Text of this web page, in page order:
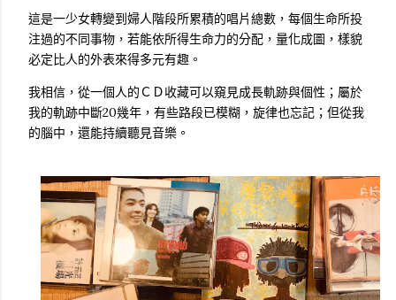
這是一少女轉變到婦人階段所累積的唱片總數，每個生命所投
注過的不同事物，若能依所得生命力的分配，量化成圖，樣貌
必定比人的外表來得多元有趣。
我相信，從一個人的ＣＤ收藏可以窺見成長軌跡與個性；屬於
我的軌跡中斷20幾年，有些路段已模糊，旋律也忘記；但從我
的腦中，還能持續聽見音樂。